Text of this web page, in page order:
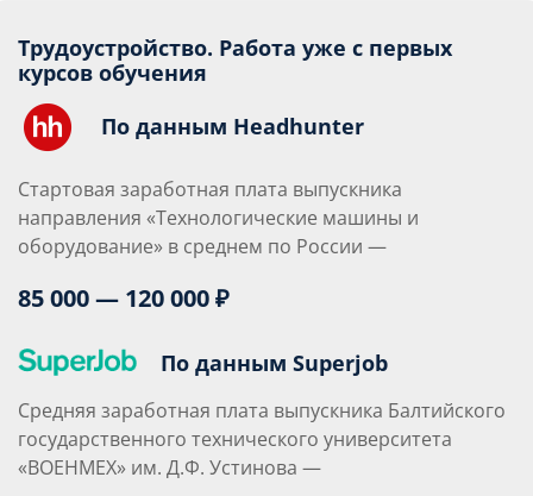
Трудоустройство. Работа уже с первых
курсов обучения
По данным Headhunter
Стартовая заработная плата выпускника
направления «Технологические машины и
оборудование» в среднем по России —
85 000 — 120 000 ₽
По данным Superjob
Средняя заработная плата выпускника Балтийского
государственного технического университета
«ВОЕНМЕХ» им. Д.Ф. Устинова —